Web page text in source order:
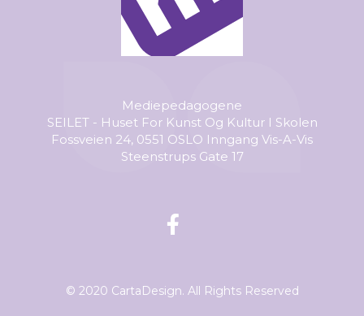
Mediepedagogene
SEILET - Huset For Kunst Og Kultur I Skolen
Fossveien 24, 0551 OSLO Inngang Vis-A-Vis
Steenstrups Gate 17
© 2020 CartaDesign. All Rights Reserved